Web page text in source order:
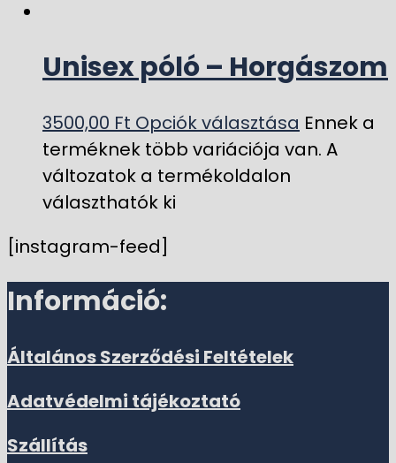
Unisex póló – Horgászom
3500,00 Ft Opciók választása Ennek a
terméknek több variációja van. A
változatok a termékoldalon
választhatók ki
[instagram-feed]
Információ:
Általános Szerződési Feltételek
Adatvédelmi tájékoztató
Szállítás